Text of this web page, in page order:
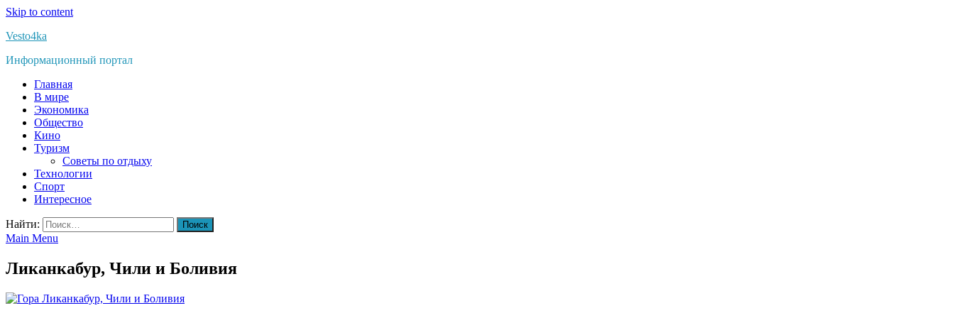
Skip to content
Vesto4ka
Информационный портал
Главная
В мире
Экономика
Общество
Кино
Туризм
Советы по отдыху
Технологии
Спорт
Интересное
Найти:
Main Menu
Ликанкабур, Чили и Боливия